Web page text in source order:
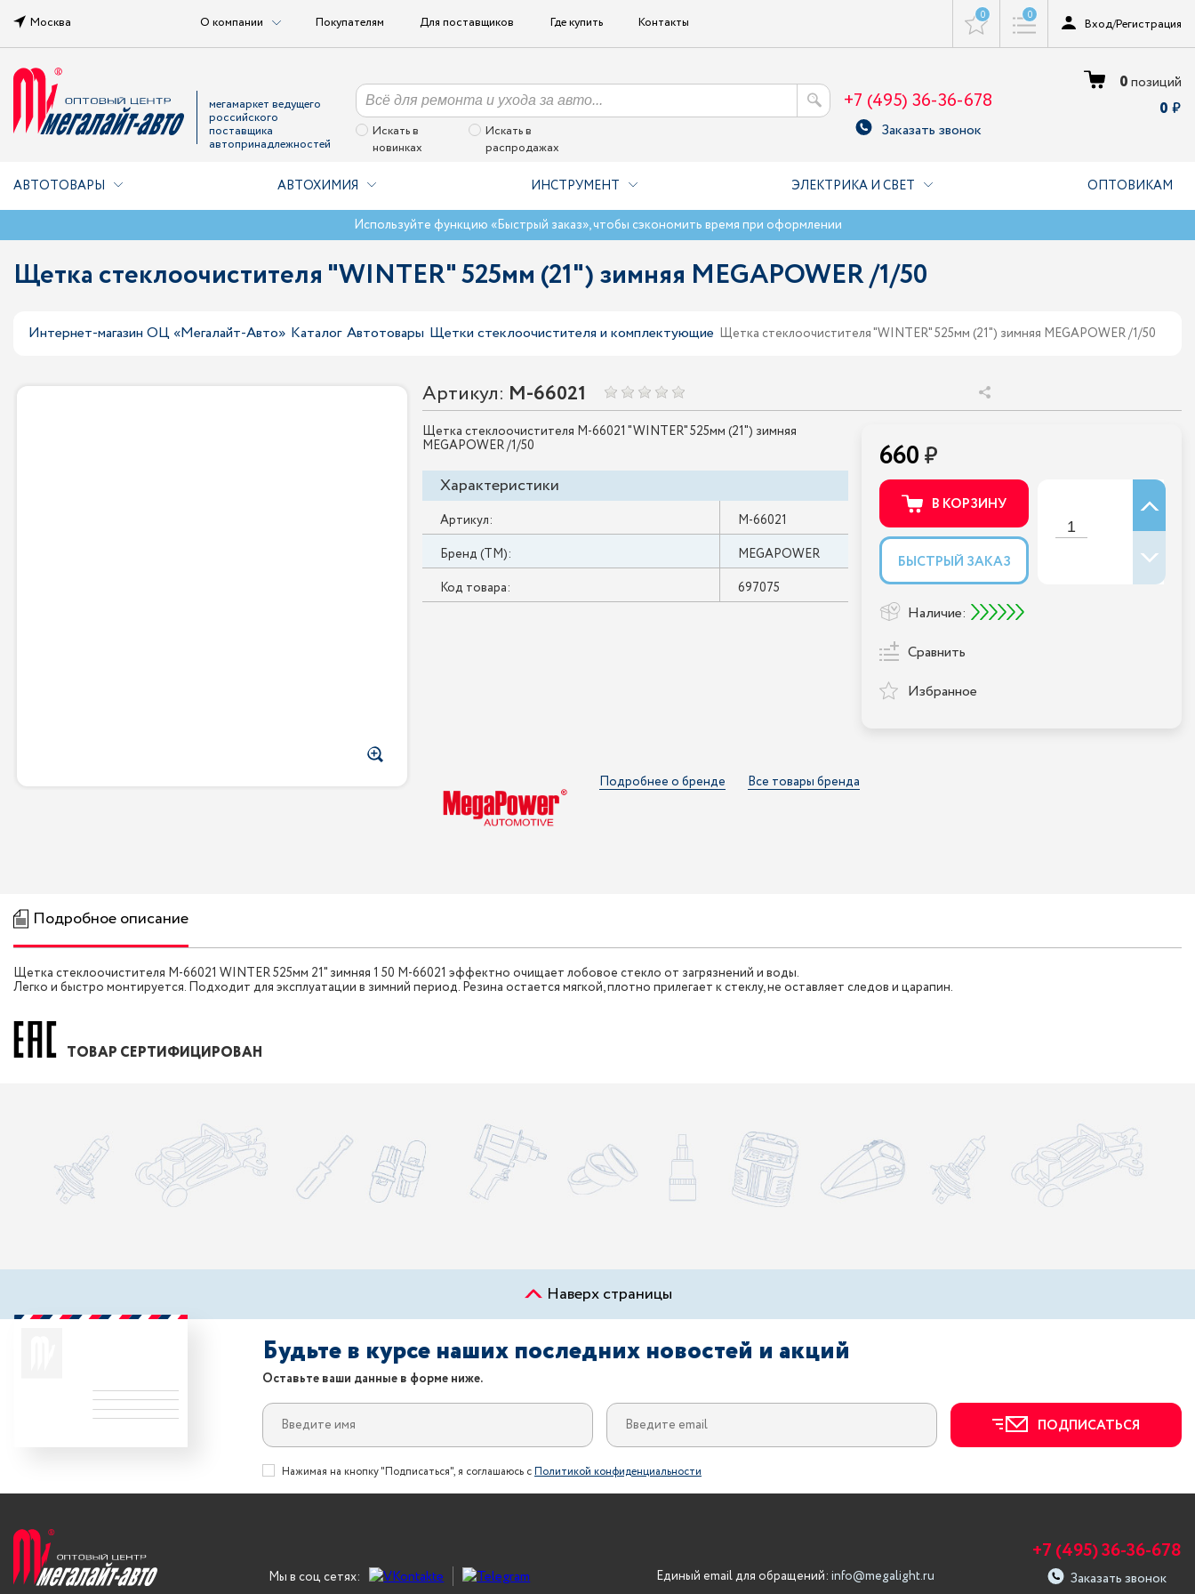
Москва О компании Покупателям Для поставщиков Где купить Контакты 0 0
Вход/Регистрация
мегамаркет ведущего
российского
поставщика
автопринадлежностей
Искать в
новинках
Искать в
распродажах
+7 (495) 36-36-678
Заказать звонок
0позиций
0
АВТОТОВАРЫ АВТОХИМИЯ ИНСТРУМЕНТ ЭЛЕКТРИКА И СВЕТ ОПТОВИКАМ
Используйте функцию «Быстрый заказ», чтобы сэкономить время при оформлении
Щетка стеклоочистителя "WINTER" 525мм (21") зимняя MEGAPOWER /1/50
Интернет-магазин ОЦ «Мегалайт-Авто» Каталог Автотовары Щетки стеклоочистителя и комплектующие Щетка стеклоочистителя "WINTER" 525мм (21") зимняя MEGAPOWER /1/50
Артикул: M-66021
Щетка стеклоочистителя M-66021 "WINTER" 525мм (21") зимняя
MEGAPOWER /1/50
Характеристики
Артикул:
M-66021
Бренд (ТМ):
MEGAPOWER
Код товара:
697075
660
В КОРЗИНУ
БЫСТРЫЙ ЗАКАЗ
Наличие:
Сравнить
Избранное
Подробнее о бренде Все товары бренда
Подробное описание
Щетка стеклоочистителя M-66021 WINTER 525мм 21" зимняя 1 50 M-66021 эффектно очищает лобовое стекло от загрязнений и воды.
Легко и быстро монтируется. Подходит для эксплуатации в зимний период. Резина остается мягкой, плотно прилегает к стеклу, не оставляет следов и царапин.
ТОВАР СЕРТИФИЦИРОВАН
Наверх страницы
Будьте в курсе наших последних новостей и акций
Оставьте ваши данные в форме ниже.
ПОДПИСАТЬСЯ
Нажимая на кнопку "Подписаться", я соглашаюсь сПолитикой конфиденциальности
Мы в соц сетях: Единый email для обращений: info@megalight.ru
+7 (495) 36-36-678
Заказать звонок